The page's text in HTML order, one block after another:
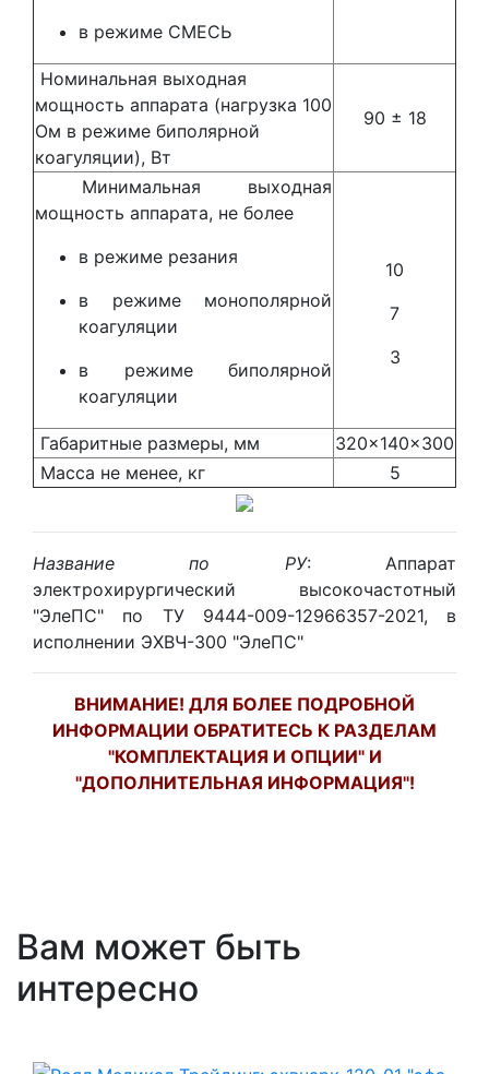
в режиме СМЕСЬ
Номинальная выходная
мощность аппарата (нагрузка 100
Ом в режиме биполярной
коагуляции), Вт
90 ± 18
Минимальная выходная
мощность аппарата, не более
в режиме резания
в режиме монополярной
коагуляции
в режиме биполярной
коагуляции
10
7
3
Габаритные размеры, мм
320×140×300
Масса не менее, кг
5
Название по РУ: Аппарат
электрохирургический высокочастотный
"ЭлеПС" по ТУ 9444-009-12966357-2021, в
исполнении ЭХВЧ-300 "ЭлеПС"
ВНИМАНИЕ! ДЛЯ БОЛЕЕ ПОДРОБНОЙ
ИНФОРМАЦИИ ОБРАТИТЕСЬ К РАЗДЕЛАМ
"КОМПЛЕКТАЦИЯ И ОПЦИИ" И
"ДОПОЛНИТЕЛЬНАЯ ИНФОРМАЦИЯ"!
Вам может быть
интересно